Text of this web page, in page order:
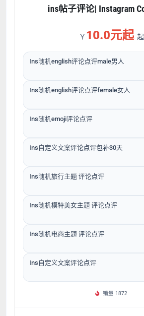
ins帖子评论| Instagram
￥ 10.0元起 起
Ins随机english评论点评male男人
Ins随机english评论点评female女人
Ins随机emoji评论点评
Ins自定义文案评论点评包补30天
Ins随机旅行主题 评论点评
Ins随机模特美女主题 评论点评
Ins随机电商主题 评论点评
Ins自定义文案评论点评
销量 1872